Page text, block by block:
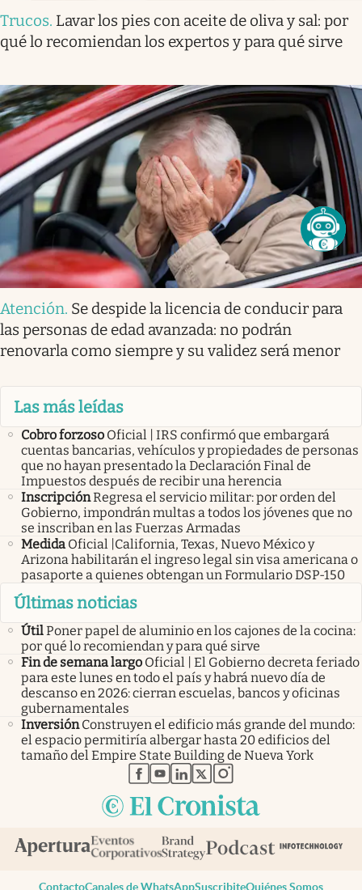
Trucos. Lavar los pies con aceite de oliva y sal: por
qué lo recomiendan los expertos y para qué sirve
Atención. Se despide la licencia de conducir para
las personas de edad avanzada: no podrán
renovarla como siempre y su validez será menor
Las más leídas
Cobro forzoso Oficial | IRS confirmó que embargará
cuentas bancarias, vehículos y propiedades de personas
que no hayan presentado la Declaración Final de
Impuestos después de recibir una herencia
InscripciónRegresa el servicio militar: por orden del
Gobierno, impondrán multas a todos los jóvenes que no
se inscriban en las Fuerzas Armadas
Medida Oficial |California, Texas, Nuevo México y
Arizona habilitarán el ingreso legal sin visa americana o
pasaporte a quienes obtengan un Formulario DSP-150
Últimas noticias
ÚtilPoner papel de aluminio en los cajones de la cocina:
por qué lo recomiendan y para qué sirve
Fin de semana largo Oficial | El Gobierno decreta feriado
para este lunes en todo el país y habrá nuevo día de
descanso en 2026: cierran escuelas, bancos y oficinas
gubernamentales
Inversión Construyen el edificio más grande del mundo:
el espacio permitiría albergar hasta 20 edificios del
tamaño del Empire State Building de Nueva York
abre en nueva pestaña
abre en nueva pestaña
abre en nueva pestaña
abre en nueva pestaña
abre en nueva pestaña
ContactoCanales de WhatsAppSuscribiteQuiénes Somos